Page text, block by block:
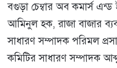
বগুড়া চেম্বার অব কমার্স এন্ড
আমিনুল হক, রাজা বাজার
সাধারণ সম্পাদক পরিমল
কমিটির সাধারণ সম্পাদক